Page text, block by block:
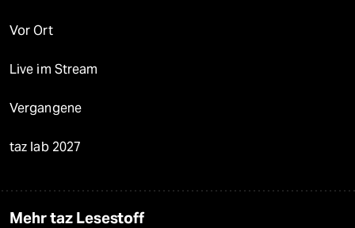
Vor Ort
Live im Stream
Vergangene
taz lab 2027
Mehr taz Lesestoff